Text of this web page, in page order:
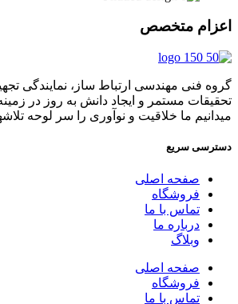
اعزام متخصص
تحقیقات مستمر و ایجاد دانش به‌ روز در
میدانیم ما خلاقیت و نوآوری را سر لوحه
دسترسی سریع
صفحه اصلی
فروشگاه
تماس با ما
درباره ما
وبلاگ
صفحه اصلی
فروشگاه
تماس با ما